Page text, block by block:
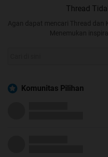
Thread
Agan dapat mencari Thread dan
Menemukan
Komunitas Pilihan